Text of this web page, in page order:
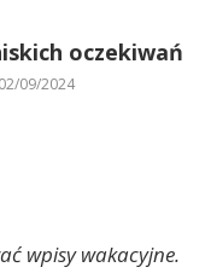
oczekiwań
02/09/2024
wpisy wakacyjne.